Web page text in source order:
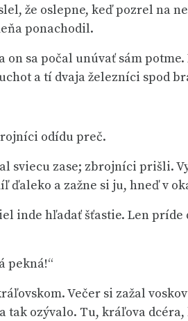
že oslepne, keď pozrel na
ponachodil.
sa počal unúvať sám
a tí dvaja železníci spod
odídu preč.
sviecu zase; zbrojníci prišli.
ďaleko a zažne si ju, hneď v
inde hľadať šťastie. Len
pekná!“
Večer si zažal
tak ozývalo. Tu, kráľova